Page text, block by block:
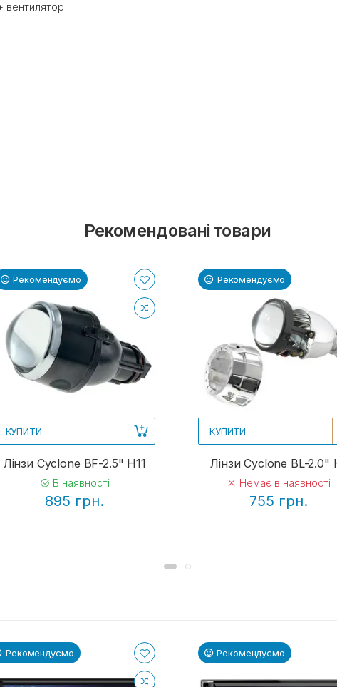
вентилятор
Рекомендовані товари
Рекомендуємо
КУПИТИ
Лінзи Cyclone BF-2.5" H11
В наявності
895 грн.
Рекомендуємо
КУПИТИ
Лінзи Cyclone BL-2.0"
Немає в наявності
755 грн.
Рекомендуємо Рекомендуємо